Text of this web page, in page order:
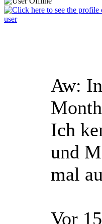
Aw:
Ich
und
mal
Vor